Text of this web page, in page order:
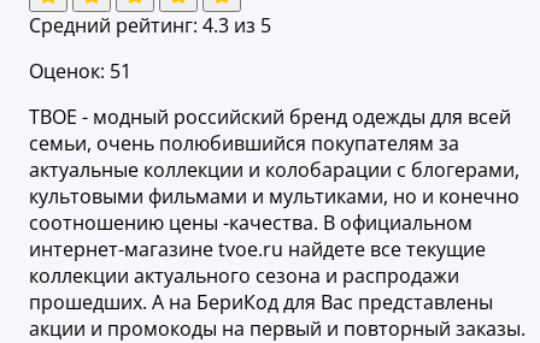
Средний рейтинг: 4.3 из 5
Оценок: 51
ТВОЕ - модный российский бренд одежды для всей
семьи, очень полюбившийся покупателям за
актуальные коллекции и колобарации с блогерами,
культовыми фильмами и мультиками, но и конечно
соотношению цены -качества. В официальном
интернет-магазине tvoe.ru найдете все текущие
коллекции актуального сезона и распродажи
прошедших. А на БериКод для Вас представлены
акции и промокоды на первый и повторный заказы.